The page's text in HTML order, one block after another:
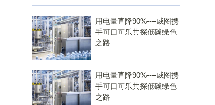
用电量直降90%----威图携
手可口可乐共探低碳绿色
之路
用电量直降90%----威图携
手可口可乐共探低碳绿色
之路